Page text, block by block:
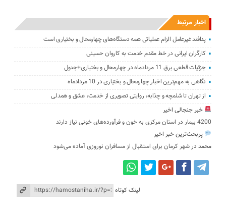
اخبار مرتبط
پدافند غیرعامل الزام عملیاتی همه دستگاه‌های چهارمحال و بختیاری است
کارگران ایرانی در خط مقدم خدمت به کاروان حسینی
جزئیات قطعی برق 11 مردادماه در چهارمحال و بختیاری+جدول
نگاهی به مهم‌ترین اخبار چهارمحال و بختیاری در 10 مردادماه
از تهران تا شلمچه و چذابه، روایتی تصویری از خدمت، عشق و همدلی
خبر جنجالی اخیر
4200 بیمار در استان مرکزی به خون و فرآورده‌های خونی نیاز دارند
پربحث‌ترین خبر اخیر
محمد درشهر کرمان برای استقبال از مسافران نوروزی آماده می‌شود
لینک کوتاه